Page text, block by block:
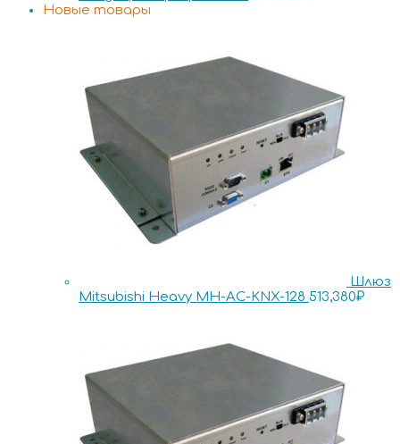
Новые товары
Шлюз
Mitsubishi Heavy MH-AC-KNX-128 513,380₽